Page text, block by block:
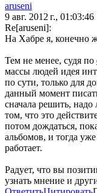
aruseni
9 авг. 2012 г., 01:03:46
Re[aruseni]:
На Хабре я, конечно
Тем не менее, судя по
массы людей идея
по сути, только для
данный момент
сначала решить,
том, что это
потом дождаться,
альбомов, и тогда
работает.
Радует, что вы
узнать мнение и